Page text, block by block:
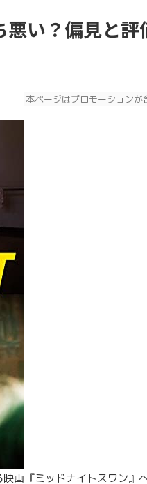
い？偏見と評
本ページはプロモーションが
画『ミッドナイトスワン』